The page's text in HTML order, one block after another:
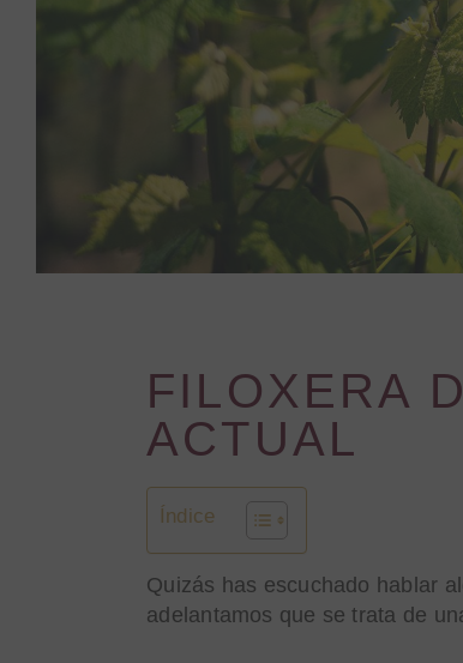
FILOXERA
ACTUAL
Índice
Quizás has escuchado hablar
adelantamos que se trata de